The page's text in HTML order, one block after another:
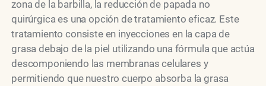
zona de la barbilla, la reducción de papada no
quirúrgica es una opción de tratamiento eficaz. Este
tratamiento consiste en inyecciones en la capa de
grasa debajo de la piel utilizando una fórmula que actúa
descomponiendo las membranas celulares y
permitiendo que nuestro cuerpo absorba la grasa